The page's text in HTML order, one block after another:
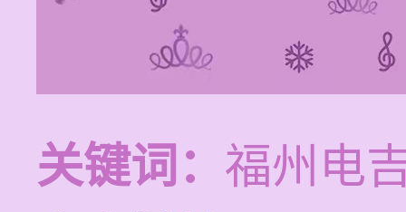
关键词： 福州电